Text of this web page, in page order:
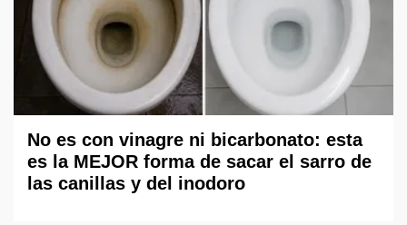
No es con vinagre ni bicarbonato: esta
es la MEJOR forma de sacar el sarro de
las canillas y del inodoro